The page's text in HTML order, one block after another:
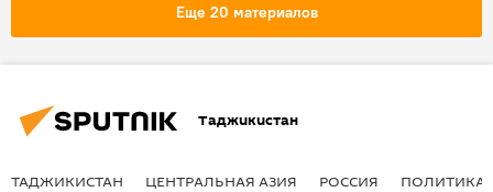
Еще 20 материалов
Таджикистан
ТАДЖИКИСТАН ЦЕНТРАЛЬНАЯ АЗИЯ РОССИЯ ПОЛИТИКА